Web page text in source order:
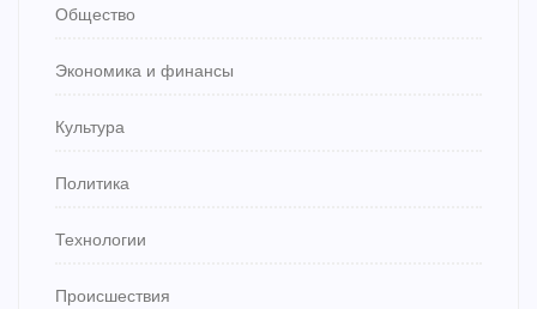
Общество
Экономика и финансы
Культура
Политика
Технологии
Происшествия